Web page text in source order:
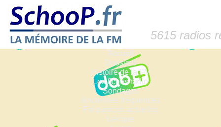
5615 radios
Accueil
Dossiers
Histoire de la FM
Les fiches radio
Sondages
Anciennes fréquences
Fréquences actuelles
Lexique